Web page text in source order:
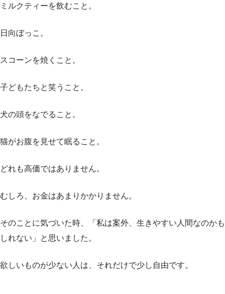
ミルクティーを飲むこと。
日向ぼっこ。
スコーンを焼くこと。
子どもたちと笑うこと。
犬の頭をなでること。
猫がお腹を見せて眠ること。
どれも高価ではありません。
むしろ、お金はあまりかかりません。
そのことに気づいた時、「私は案外、生きやすい人間なのかも
しれない」と思いました。
欲しいものが少ない人は、それだけで少し自由です。